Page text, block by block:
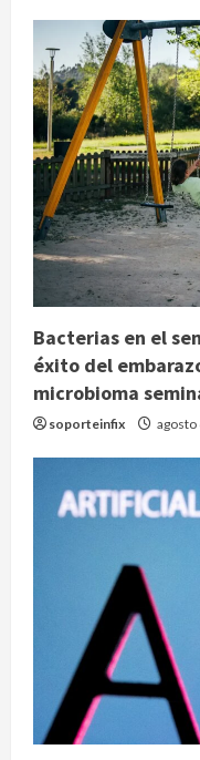
Bacterias en el
éxito del
microbioma
soporteinfix agosto